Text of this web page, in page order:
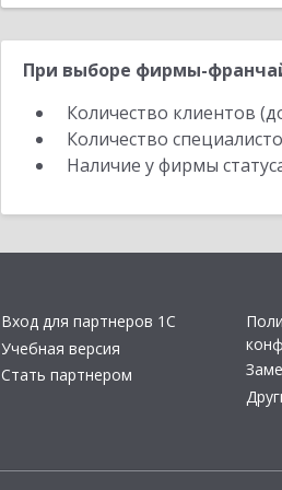
При выборе фирмы-
Количество клиентов
Количество
Наличие у фирмы
Вход для партнеров 1С
Учебная версия
Стать партнером